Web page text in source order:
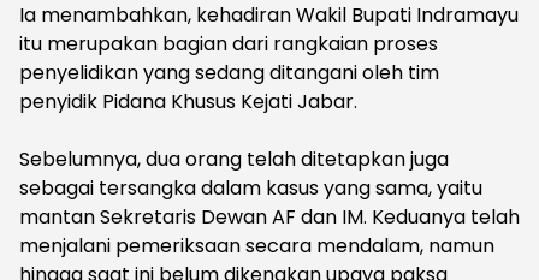
‎Ia menambahkan, kehadiran Wakil Bupati Indramayu
itu merupakan bagian dari rangkaian proses
penyelidikan yang sedang ditangani oleh tim
penyidik Pidana Khusus Kejati Jabar.
‎Sebelumnya, dua orang telah ditetapkan juga
sebagai tersangka dalam kasus yang sama, yaitu
mantan Sekretaris Dewan AF dan IM. Keduanya telah
menjalani pemeriksaan secara mendalam, namun